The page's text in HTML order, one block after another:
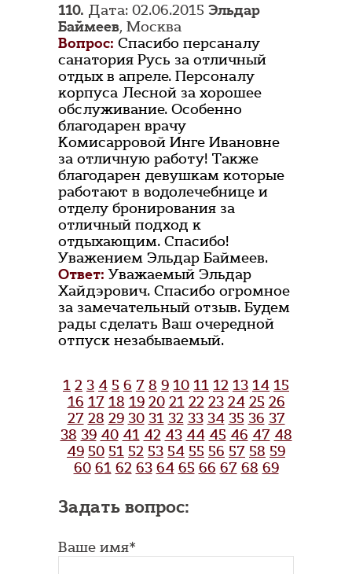
110. Дата: 02.06.2015 Эльдар
Баймеев, Москва
Вопрос: Спасибо персаналу
санатория Русь за отличный
отдых в апреле. Персоналу
корпуса Лесной за хорошее
обслуживание. Особенно
благодарен врачу
Комисарровой Инге Ивановне
за отличную работу! Также
благодарен девушкам которые
работают в водолечебнице и
отделу бронирования за
отличный подход к
отдыхающим. Спасибо!
Уважением Эльдар Баймеев.
Ответ: Уважаемый Эльдар
Хайдэрович. Спасибо огромное
за замечательный отзыв. Будем
рады сделать Ваш очередной
отпуск незабываемый.
1 2 3 4 5 6 7 8 9 10 11 12 13 14 15
16 17 18 19 20 21 22 23 24 25 26
27 28 29 30 31 32 33 34 35 36 37
38 39 40 41 42 43 44 45 46 47 48
49 50 51 52 53 54 55 56 57 58 59
60 61 62 63 64 65 66 67 68 69
Задать вопрос:
Ваше имя*